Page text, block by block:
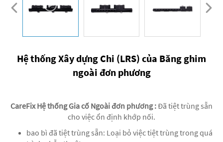
Hệ thống Xây dựng Chi (LRS) của Băng ghim
ngoài đơn phương
CareFix Hệ thống Gia cố Ngoài đơn phương:Đã tiệt trùng sẵn
cho việc ổn định khớp nối.
bao bì đã tiệt trùng sẵn: Loại bỏ việc tiệt trùng trong quá